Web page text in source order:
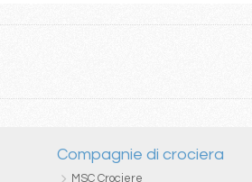
Compagnie di crociera
MSC Crociere